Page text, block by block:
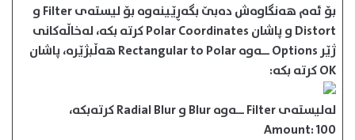
بۆ ئه‌م هه‌نگاوه‌ش ده‌بێ بگه‌ڕێینه‌وه‌ بۆ لیسته‌ی Filter و
Distort و پاشان Polar Coordinates كرته‌ بكه‌، له‌خاڵه‌كانی
ژێر Options ــه‌وه‌ Rectangular to Polar هه‌ڵبژێره‌، پاشان
OK كرته‌ بكه‌:
له‌لیسته‌ی Filter ــه‌وه‌ Blur و Radial Blur كرته‌بكه‌،
Amount: 100